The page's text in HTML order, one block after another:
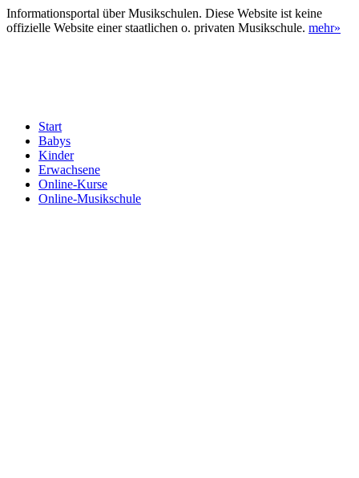
Informationsportal über Musikschulen. Diese Website ist keine
offizielle Website einer staatlichen o. privaten Musikschule. mehr»
Start
Babys
Kinder
Erwachsene
Online-Kurse
Online-Musikschule